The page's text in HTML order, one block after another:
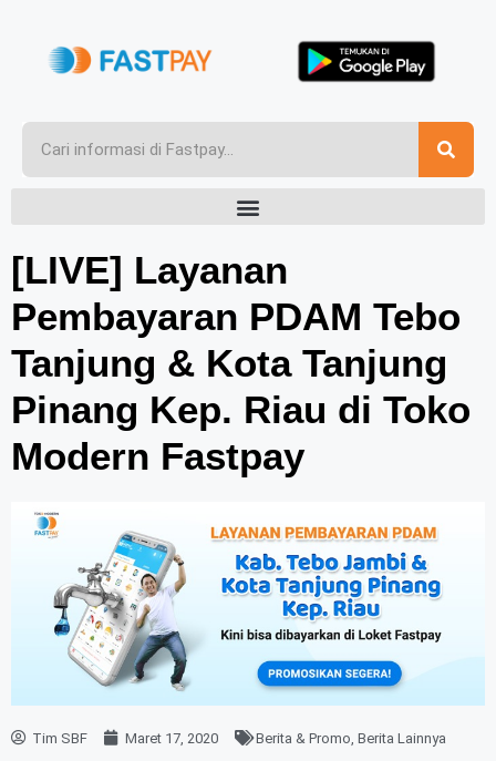
[LIVE] Layanan
Pembayaran PDAM Tebo
Tanjung & Kota Tanjung
Pinang Kep. Riau di Toko
Modern Fastpay
Tim SBF Maret 17, 2020 Berita & Promo Berita Lainnya